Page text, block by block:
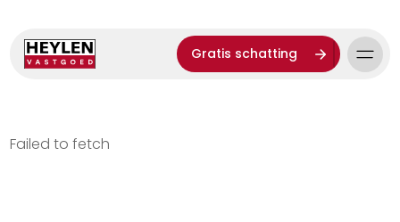
Gratis schatting
Failed to fetch